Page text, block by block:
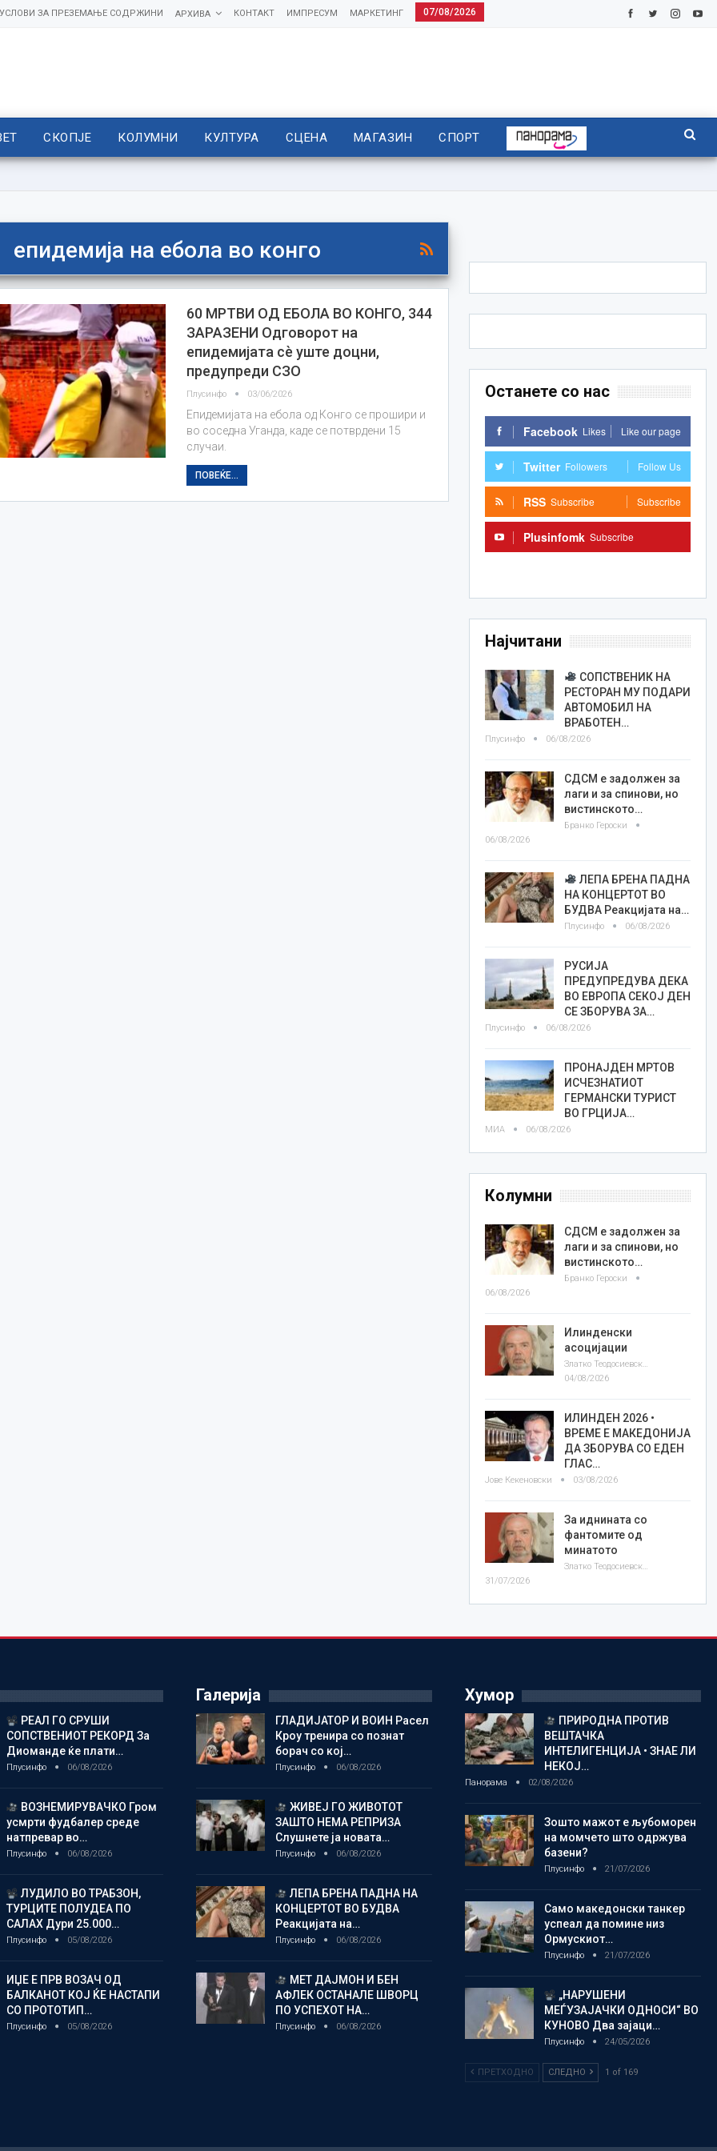
07/08/2026
МАРКЕТИНГ
ИМПРЕСУМ
КОНТАКТ
АРХИВА
УСЛОВИ ЗА ПРЕЗЕМАЊЕ СОДРЖИНИ
СКОПЈЕ КОЛУМНИ КУЛТУРА СЦЕНА МАГАЗИН СПОРТ
епидемија на ебола во конго
60 МРТВИ ОД ЕБОЛА ВО КОНГО, 344
ЗАРАЗЕНИ Одговорот на
епидемијата сè уште доцни,
предупреди СЗО
Плусинфо 03/06/2026
Епидемијата на ебола од Конго се прошири и
во соседна Уганда, каде се потврдени 15
случаи.
ПОВЕЌЕ...
Останете со нас
Facebook Likes Like our page
Twitter Followers Follow Us
RSS Subscribe Subscribe
Plusinfomk Subscribe
Најчитани
СОПСТВЕНИК НА
РЕСТОРАН МУ ПОДАРИ
АВТОМОБИЛ НА
ВРАБОТЕН…
Плусинфо 06/08/2026
СДСМ е задолжен за
лаги и за спинови, но
вистинското…
Бранко Героски
06/08/2026
ЛЕПА БРЕНА ПАДНА
НА КОНЦЕРТОТ ВО
БУДВА Реакцијата на…
Плусинфо 06/08/2026
РУСИЈА
ПРЕДУПРЕДУВА ДЕКА
ВО ЕВРОПА СЕКОЈ ДЕН
СЕ ЗБОРУВА ЗА…
Плусинфо 06/08/2026
ПРОНАЈДЕН МРТОВ
ИСЧЕЗНАТИОТ
ГЕРМАНСКИ ТУРИСТ
ВО ГРЦИЈА…
МИА 06/08/2026
Колумни
СДСМ е задолжен за
лаги и за спинови, но
вистинското…
Бранко Героски
06/08/2026
Илинденски
асоцијации
Златко Теодосиевски
04/08/2026
ИЛИНДЕН 2026 •
ВРЕМЕ Е МАКЕДОНИЈА
ДА ЗБОРУВА СО ЕДЕН
ГЛАС…
Јове Кекеновски 03/08/2026
За иднината со
фантомите од
минатото
Златко Теодосиевски
31/07/2026
РЕАЛ ГО СРУШИ
СОПСТВЕНИОТ РЕКОРД За
Диоманде ќе плати…
Плусинфо 06/08/2026
ВОЗНЕМИРУВАЧКО Гром
усмрти фудбалер среде
натпревар во…
Плусинфо 06/08/2026
ЛУДИЛО ВО ТРАБЗОН,
ТУРЦИТЕ ПОЛУДЕА ПО
САЛАХ Дури 25.000…
Плусинфо 05/08/2026
ИЏЕ Е ПРВ ВОЗАЧ ОД
БАЛКАНОТ КОЈ ЌЕ НАСТАПИ
СО ПРОТОТИП…
Плусинфо 05/08/2026
Галерија
ГЛАДИЈАТОР И ВОИН Расел
Кроу тренира со познат
борач со кој…
Плусинфо 06/08/2026
ЖИВЕЈ ГО ЖИВОТОТ
ЗАШТО НЕМА РЕПРИЗА
Слушнете ја новата…
Плусинфо 06/08/2026
ЛЕПА БРЕНА ПАДНА НА
КОНЦЕРТОТ ВО БУДВА
Реакцијата на…
Плусинфо 06/08/2026
МЕТ ДАЈМОН И БЕН
АФЛЕК ОСТАНАЛЕ ШВОРЦ
ПО УСПЕХОТ НА…
Плусинфо 06/08/2026
Хумор
ПРИРОДНА ПРОТИВ
ВЕШТАЧКА
ИНТЕЛИГЕНЦИЈА • ЗНАЕ ЛИ
НЕКОЈ…
Панорама 02/08/2026
Зошто мажот е љубоморен
на момчето што одржува
базени?
Плусинфо 21/07/2026
Само македонски танкер
успеал да помине низ
Ормускиот…
Плусинфо 21/07/2026
„НАРУШЕНИ
МЕЃУЗАЈАЧКИ ОДНОСИ“ ВО
КУНОВО Два зајаци…
Плусинфо 24/05/2026
ПРЕТХОДНО СЛЕДНО 1 of 169